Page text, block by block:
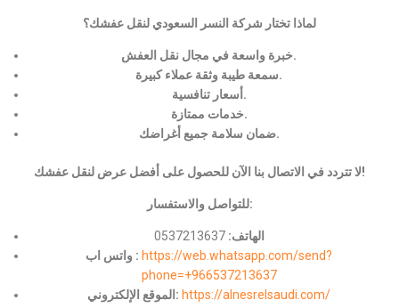
لماذا تختار شركة النسر السعودي لنقل عفشك؟
خبرة واسعة في مجال نقل العفش.
سمعة طيبة وثقة عملاء كبيرة.
أسعار تنافسية.
خدمات ممتازة.
ضمان سلامة جميع أغراضك.
لا تتردد في الاتصال بنا الآن للحصول على أفضل عرض لنقل عفشك!
للتواصل والاستفسار:
الهاتف: 0537213637
واتس اب : https://web.whatsapp.com/send?
phone=+966537213637
الموقع الإلكتروني: https://alnesrelsaudi.com/